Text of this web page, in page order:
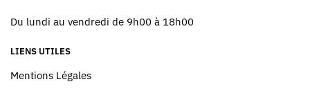
Du lundi au vendredi de 9h00 à 18h00
LIENS UTILES
Mentions Légales